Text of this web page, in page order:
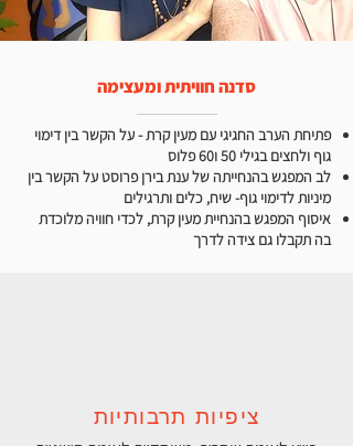
סדנה חוויתית ומעצימה
פתיחת הערב החגיגי עם מעין קרת - על הקשר בין דימוי
גוף ולחצים בגילי 50 ו60 פלוס
לב המפגש בהנחייתה של ענת בירן פרוסט על הקשר בין
מיניות לדימוי גוף- שיח, כלים ותרגילים
איסוף המפגש בהנחיית מעין קרת, לכדי חוויה מלוכדת
בה תקבלו גם צידה לדרך
ציפיות תרבותיות